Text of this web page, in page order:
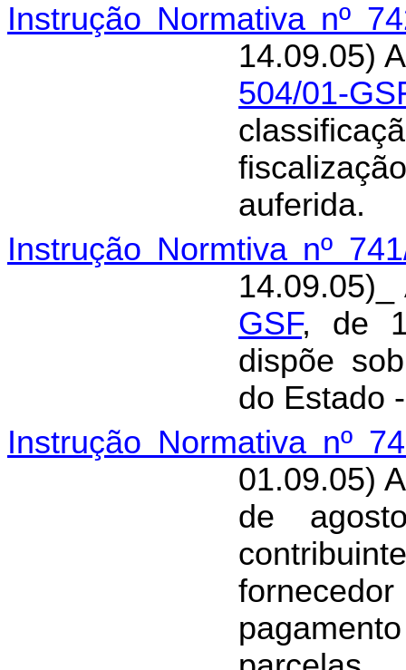
Instrução Normativa nº
14.09.05)
504/01-
auferida.
Instrução Normtiva nº
GSF, de
dispõe
do Estado
Instrução Normativa nº
01.09.05)
de